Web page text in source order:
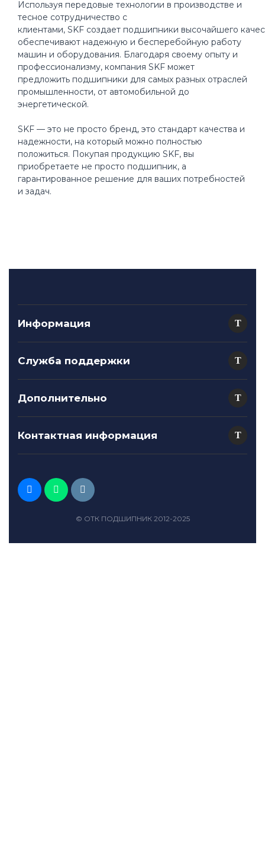
Используя передовые технологии в производстве и
тесное сотрудничество с
клиентами, SKF создает подшипники высочайшего
обеспечивают надежную и бесперебойную работу
машин и оборудования. Благодаря своему опыту и
профессионализму, компания SKF может
предложить подшипники для самых разных отраслей
промышленности, от автомобильной до
энергетической.
SKF — это не просто бренд, это стандарт качества и
надежности, на который можно полностью
положиться. Покупая продукцию SKF, вы
приобретаете не просто подшипник, а
гарантированное решение для ваших потребностей
и задач.
Информация
Служба поддержки
Дополнительно
Контактная информация
© ОТК ПОДШИПНИК 2012-2025